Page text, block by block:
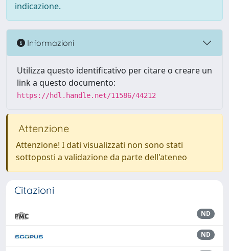
indicazione.
Informazioni
Utilizza questo identificativo per citare o creare un
link a questo documento:
https://hdl.handle.net/11586/44212
Attenzione
Attenzione! I dati visualizzati non sono stati
sottoposti a validazione da parte dell'ateneo
Citazioni
ND
ND